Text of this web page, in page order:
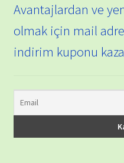
Avantajlardan ve
olmak için mail
indirim kuponu